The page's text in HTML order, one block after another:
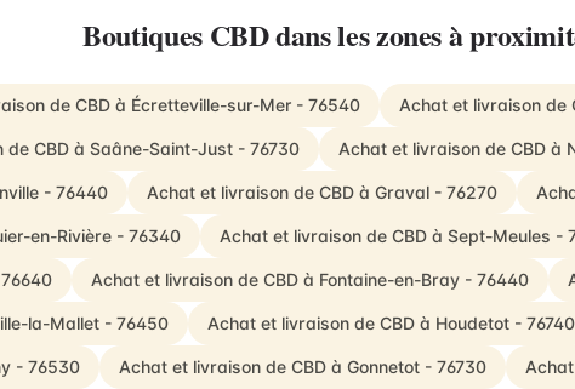
Boutiques CBD dans les zones à
de CBD à Écretteville-sur-Mer - 76540 Achat et livraison de
de CBD à Saâne-Saint-Just - 76730 Achat et livraison de CBD à
- 76440 Achat et livraison de CBD à Graval - 76270
en-Rivière - 76340 Achat et livraison de CBD à Sept-Meules -
Achat et livraison de CBD à Fontaine-en-Bray - 76440
la-Mallet - 76450 Achat et livraison de CBD à Houdetot - 76740
- 76530 Achat et livraison de CBD à Gonnetot - 76730